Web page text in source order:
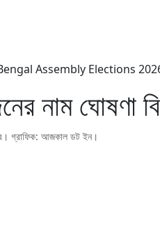
Assembly Elections
নাম ঘোষণা
গ্রাফিক: আজকাল ডট ইন।